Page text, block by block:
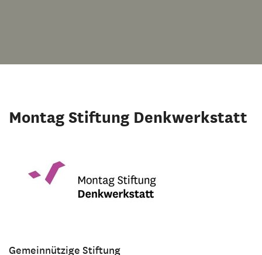
Montag Stiftung Denkwerkstatt
Gemeinnützige Stiftung